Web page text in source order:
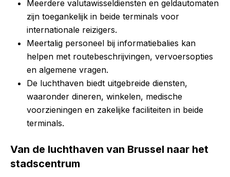
Meerdere valutawisseldiensten en geldautomaten
zijn toegankelijk in beide terminals voor
internationale reizigers.
Meertalig personeel bij informatiebalies kan
helpen met routebeschrijvingen, vervoersopties
en algemene vragen.
De luchthaven biedt uitgebreide diensten,
waaronder dineren, winkelen, medische
voorzieningen en zakelijke faciliteiten in beide
terminals.
Van de luchthaven van Brussel naar het
stadscentrum